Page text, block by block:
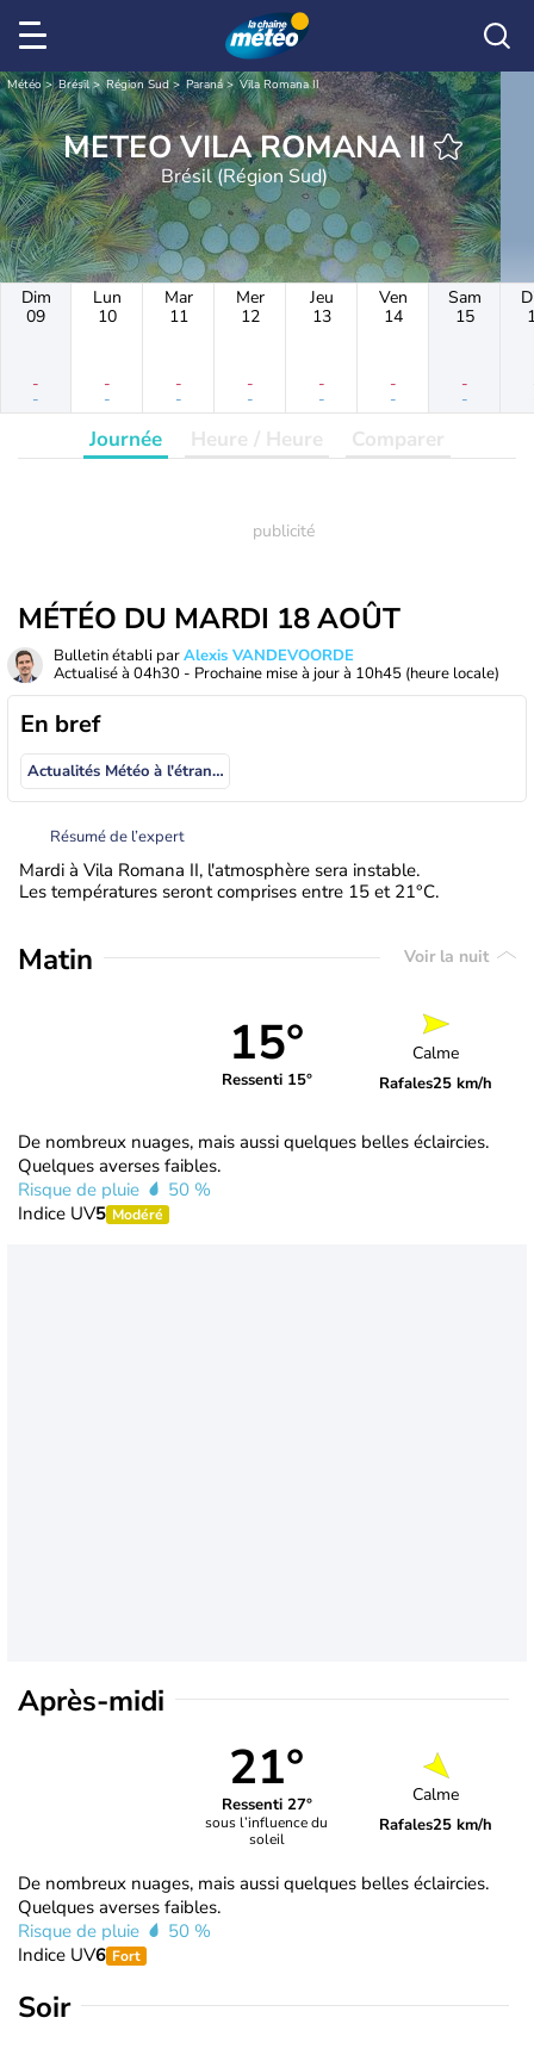
Météo Brésil Région Sud Paraná Vila Romana II
METEO VILA ROMANA II
Brésil (Région Sud)
Dim
09
-
-
Lun
10
-
-
Mar
11
-
-
Mer
12
-
-
Jeu
13
-
-
Ven
14
-
-
Sam
15
-
-
Journée Heure / Heure Comparer
MÉTÉO DU MARDI 18 AOÛT
Bulletin établi parAlexis VANDEVOORDE
Actualisé à 04h30 - Prochaine mise à jour à 10h45 (heure locale)
En bref
Actualités Météo à l'étranger
Résumé de l’expert
Mardi à Vila Romana II, l'atmosphère sera instable.
Les températures seront comprises entre 15 et 21°C.
Matin Voir la nuit
15°
Ressenti 15°
Calme
Rafales25 km/h
De nombreux nuages, mais aussi quelques belles éclaircies.
Quelques averses faibles.
Risque de pluie
50 %
Indice UV5 Modéré
Après-midi
21°
Ressenti 27°
sous l’influence du
soleil
Calme
Rafales25 km/h
De nombreux nuages, mais aussi quelques belles éclaircies.
Quelques averses faibles.
Risque de pluie
50 %
Indice UV6 Fort
Soir